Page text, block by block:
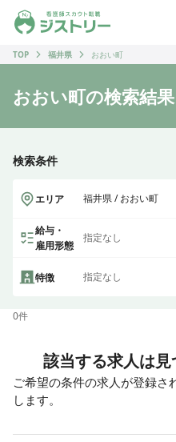
ジストリー 看護師の転職マ
TOP
福井県 おおい町
おおい町の検索結果
検索条件
エリア 福井県 / おおい町
給与・
雇用形態
指定なし
特徴 指定なし
0件
該当する求人は
ご希望の条件の求人が登録さ
します。